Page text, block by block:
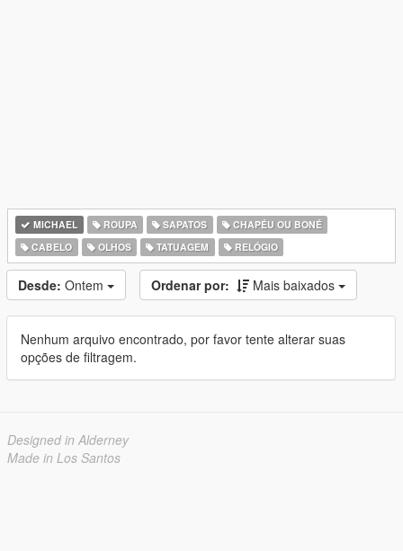
MICHAEL ROUPA SAPATOS
CHAPÉU OU BONÉ
CABELO
OLHOS TATUAGEM RELÓGIO
Desde: Ontem Ordenar por: Mais baixados
Nenhum arquivo encontrado, por favor tente alterar suas
opções de filtragem.
Designed in Alderney
Made in Los Santos